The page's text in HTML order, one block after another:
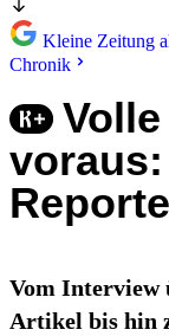
Kleine Zeitung
Chronik
Vom Interview
Artikel bis hin